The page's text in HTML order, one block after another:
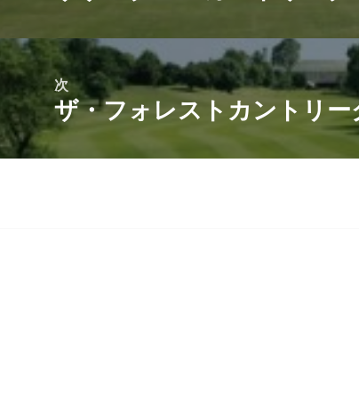
投
稿:
次
次
の
投
ザ・フォレストカントリ